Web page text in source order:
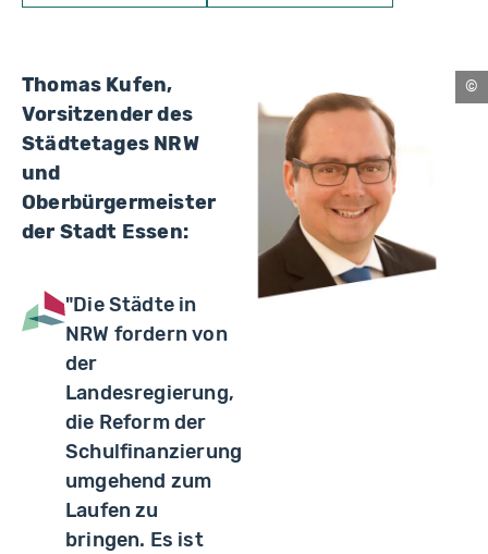
Thomas Kufen,
Vorsitzender des
Städtetages NRW
und
Oberbürgermeister
der Stadt Essen:
"Die Städte in
NRW fordern von
der
Landesregierung,
die Reform der
Schulfinanzierung
umgehend zum
Laufen zu
bringen. Es ist